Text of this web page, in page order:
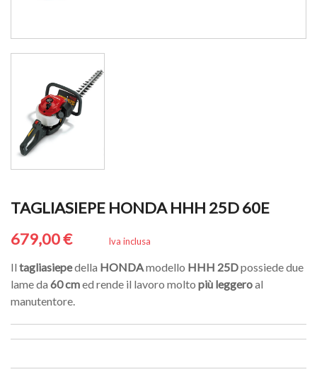
TAGLIASIEPE HONDA HHH 25D 60E
679,00 €
Iva inclusa
Il tagliasiepedella HONDAmodello HHH 25Dpossiede due
lame da 60 cmed rende il lavoro molto più leggeroal
manutentore.